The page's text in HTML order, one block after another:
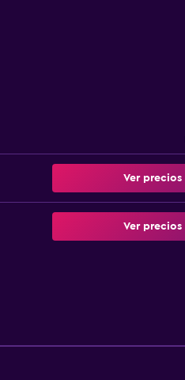
Ver precios
Ver precios